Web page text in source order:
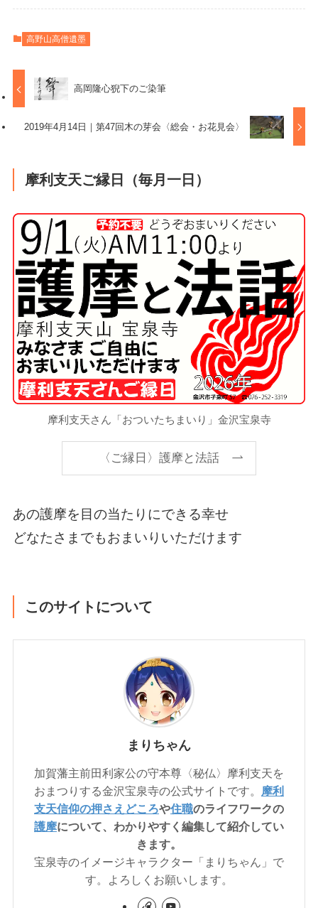
高野山高僧遺墨
高岡隆心猊下のご染筆
2019年4月14日｜第47回木の芽会〈総会・お花見会〉
摩利支天ご縁日（毎月一日）
摩利支天さん「おついたちまいり」金沢宝泉寺
〈ご縁日〉護摩と法話
あの護摩を目の当たりにできる幸せ
どなたさまでもおまいりいただけます
このサイトについて
まりちゃん
加賀藩主前田利家公の守本尊〈秘仏〉摩利支天を
おまつりする金沢宝泉寺の公式サイトです。 摩利
支天信仰の押さえどころや住職のライフワークの
護摩について、わかりやすく編集して紹介してい
きます。
宝泉寺のイメージキャラクター「まりちゃん」で
す。よろしくお願いします。